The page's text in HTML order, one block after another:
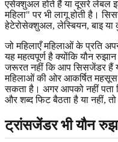
एसेक्शुअल होते हैं या दूसरे लेबल
महिला" पर भी लागू होती है।
हेटेरोसेक्शुअल, लेस्बियन, बाइ
जो महिलाएँ महिलाओं के प्रति
यह महत्वपूर्ण है क्योंकि यौन
जरूरत नहीं कि आप सिसजेंडर हैं
महिलाओं की ओर आकर्षित महसूस
सकता है। अगर आपको नहीं पता
और शब्द फिट बैठता है या नहीं,
ट्रांसजेंडर भी यौन